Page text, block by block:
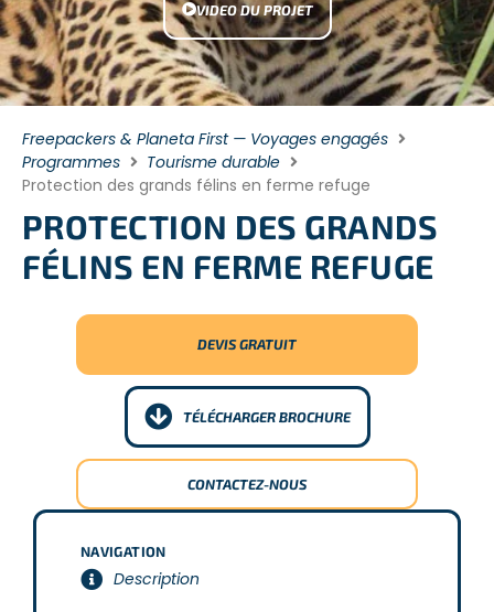
VIDEO DU PROJET
Freepackers & Planeta First — Voyages engagés
Programmes
Tourisme durable
Protection des grands félins en ferme refuge
PROTECTION DES GRANDS
FÉLINS EN FERME REFUGE
DEVIS GRATUIT
TÉLÉCHARGER BROCHURE
CONTACTEZ-NOUS
NAVIGATION
Description